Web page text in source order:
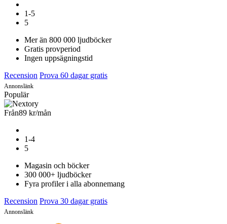
1-5
5
Mer än 800 000 ljudböcker
Gratis provperiod
Ingen uppsägningstid
Recension Prova 60 dagar gratis
Annonslänk
Populär
Från89 kr/mån
1-4
5
Magasin och böcker
300 000+ ljudböcker
Fyra profiler i alla abonnemang
Recension Prova 30 dagar gratis
Annonslänk